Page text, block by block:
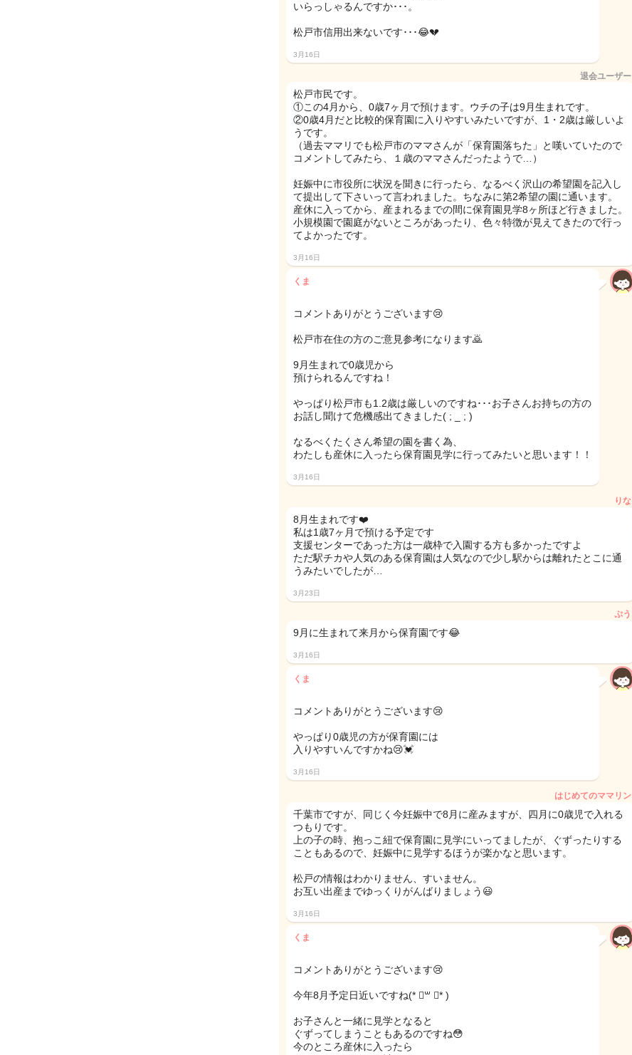
いらっしゃるんですか･･･。
松戸市信用出来ないです･･･😂💔
3月16日
退会ユーザー
松戸市民です。
①この4月から、0歳7ヶ月で預けます。ウチの子は9月生まれです。
②0歳4月だと比較的保育園に入りやすいみたいですが、1・2歳は厳しいよ
うです。
（過去ママリでも松戸市のママさんが「保育園落ちた」と嘆いていたので
コメントしてみたら、１歳のママさんだったようで…）
妊娠中に市役所に状況を聞きに行ったら、なるべく沢山の希望園を記入し
て提出して下さいって言われました。ちなみに第2希望の園に通います。
産休に入ってから、産まれるまでの間に保育園見学8ヶ所ほど行きました。
小規模園で園庭がないところがあったり、色々特徴が見えてきたので行っ
てよかったです。
3月16日
くま
コメントありがとうございます😢
松戸市在住の方のご意見参考になります🙇
9月生まれで0歳児から
預けられるんですね！
やっぱり松戸市も1.2歳は厳しいのですね･･･お子さんお持ちの方の
お話し聞けて危機感出てきました( ; _ ; )
なるべくたくさん希望の園を書く為、
わたしも産休に入ったら保育園見学に行ってみたいと思います！！
3月16日
りな
8月生まれです❤️
私は1歳7ヶ月で預ける予定です
支援センターであった方は一歳枠で入園する方も多かったですよ
ただ駅チカや人気のある保育園は人気なので少し駅からは離れたとこに通
うみたいでしたが…
3月23日
ぷう
9月に生まれて来月から保育園です😂
3月16日
くま
コメントありがとうございます😢
やっぱり0歳児の方が保育園には
入りやすいんですかね😢💓
3月16日
はじめてのママリン
千葉市ですが、同じく今妊娠中で8月に産みますが、四月に0歳児で入れる
つもりです。
上の子の時、抱っこ紐で保育園に見学にいってましたが、ぐずったりする
こともあるので、妊娠中に見学するほうが楽かなと思います。
松戸の情報はわかりません、すいません。
お互い出産までゆっくりがんばりましょう😃
3月16日
くま
コメントありがとうございます😢
今年8月予定日近いですね(* ॑꒳ ॑* )
お子さんと一緒に見学となると
ぐずってしまうこともあるのですね😳
今のところ産休に入ったら